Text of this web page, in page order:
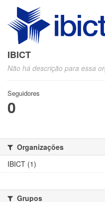
IBICT
Não há descrição para essa
Seguidores
0
Organizações
IBICT (1)
Grupos